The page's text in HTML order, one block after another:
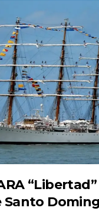
“Libertad”
Santo